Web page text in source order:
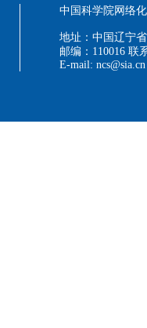
中国科学院网络
地址：中国辽宁
邮编：110016 联
E-mail: ncs@sia.cn